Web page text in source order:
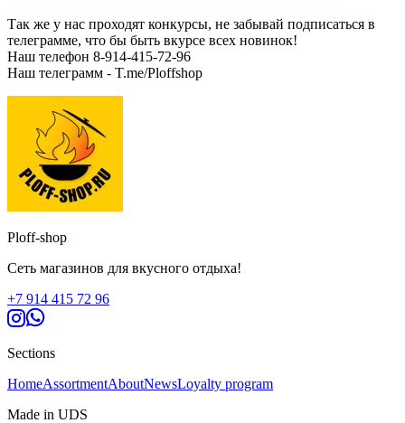
Так же у нас проходят конкурсы, не забывай подписаться в
телеграмме, что бы быть вкурсе всех новинок!
Наш телефон 8-914-415-72-96
Наш телеграмм - T.me/Ploffshop
Ploff-shop
Сеть магазинов для вкусного отдыха!
+7 914 415 72 96
Sections
HomeAssortmentAboutNewsLoyalty program
Made in UDS